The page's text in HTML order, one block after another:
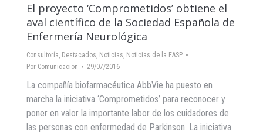
El proyecto ‘Comprometidos’ obtiene el
aval científico de la Sociedad Española de
Enfermería Neurológica
Consultoría Destacados Noticias Noticias de la EASP
Por Comunicacion 29/07/2016
La compañía biofarmacéutica AbbVie ha puesto en
marcha la iniciativa ‘Comprometidos’ para reconocer y
poner en valor la importante labor de los cuidadores de
las personas con enfermedad de Parkinson. La iniciativa